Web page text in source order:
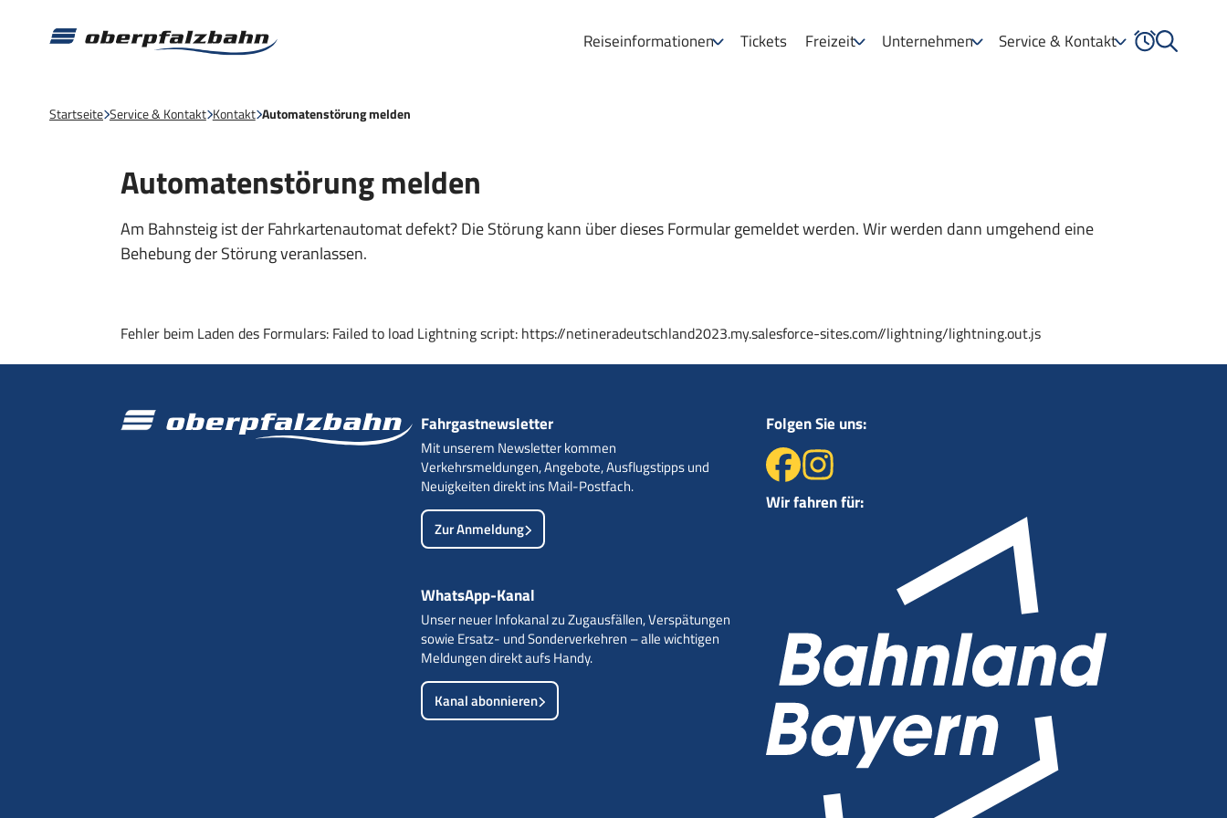
Reiseinformationen Tickets Freizeit Unternehmen Service & Kontakt
Startseite Service & Kontakt Kontakt Automatenstörung melden
Automatenstörung melden
Am Bahnsteig ist der Fahrkartenautomat defekt? Die Störung kann über dieses Formular gemeldet werden. Wir werden dann umgehend eine
Behebung der Störung veranlassen.
Fehler beim Laden des Formulars: Failed to load Lightning script: https://netineradeutschland2023.my.salesforce-sites.com//lightning/lightning.out.js
Fahrgastnewsletter
Mit unserem Newsletter kommen
Verkehrsmeldungen, Angebote, Ausflugstipps und
Neuigkeiten direkt ins Mail-Postfach.
Zur Anmeldung
WhatsApp-Kanal
Unser neuer Infokanal zu Zugausfällen, Verspätungen
sowie Ersatz- und Sonderverkehren – alle wichtigen
Meldungen direkt aufs Handy.
Kanal abonnieren
Folgen Sie uns:
Wir fahren für: